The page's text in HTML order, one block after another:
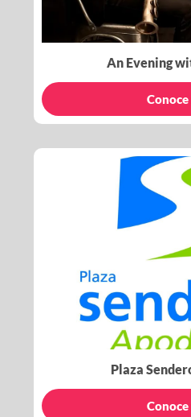
An Evening
Conoce
Plaza
Conoce